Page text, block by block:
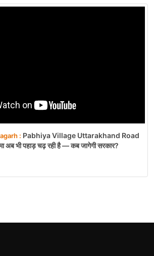
: Pabhiya Village Uttarakhand Road
अब भी पहाड़ चढ़ रही है — कब जागेगी सरकार?